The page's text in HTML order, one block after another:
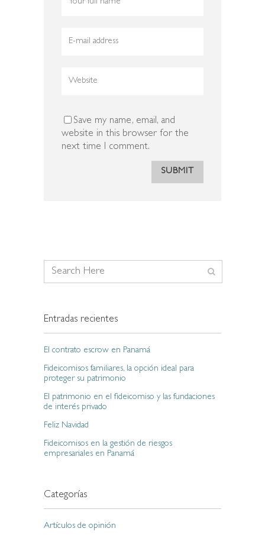
Save my name, email, and
website in this browser for the
next time I comment.
Entradas recientes
El contrato escrow en Panamá
Fideicomisos familiares, la opción ideal para
proteger su patrimonio
El patrimonio en el fideicomiso y las fundaciones
de interés privado
Feliz Navidad
Fideicomisos en la gestión de riesgos
empresariales en Panamá
Categorías
Artículos de opinión